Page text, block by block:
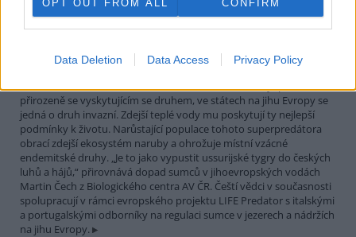
OPT OUT FROM ALL CONFIRM
Data Deletion Data Access Privacy Policy
Diskuse: 26
Sumec velký (Silurus glanis) je
rybou Evropy. Vrcholový
v našich vodách je původním
přirozeně se vyskytujícím se druhem, ve státech na jihu Evropy se
jedná o druh invazní. Zdejší teplé vody mu poskytují ty nejlepší
podmínky k životu. Narůstající populace tohoto superpredátora
obrací zdejší ekosystém naruby a ohrožuje místní vzácné
endemitské druhy. „Je to jako vypustit ussurijské tygry do českých
luhů a hájů,“ přirovnává dopad sumců v jihoevropských vodách
Martin Čech z Biologického centra AV ČR. Čeští vědci v současnosti
spolupracují v rámci evropského projektu LIFE Predator s italskými
a portugalskými odborníky na regulaci sumce v jezerech a nádržích
na jihu Evropy.